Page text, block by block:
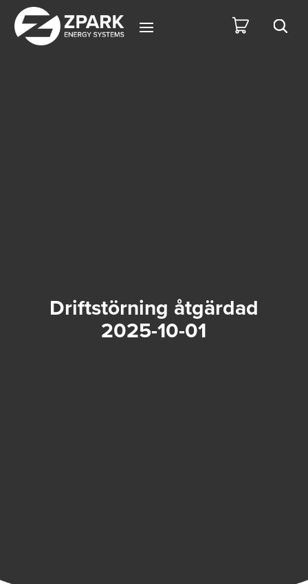
Driftstörning åtgärdad
2025-10-01